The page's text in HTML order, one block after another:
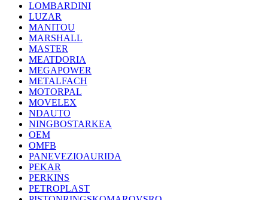
LOMBARDINI
LUZAR
MANITOU
MARSHALL
MASTER
MEATDORIA
MEGAPOWER
METALFACH
MOTORPAL
MOVELEX
NDAUTO
NINGBOSTARKEA
OEM
OMFB
PANEVEZIOAURIDA
PEKAR
PERKINS
PETROPLAST